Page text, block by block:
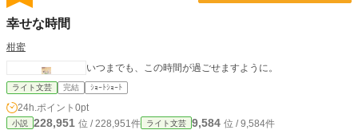
幸せな時間
柑蜜
いつまでも、この時間が過ごせますように。
ライト文芸 完結 ｼｮｰﾄｼｮｰﾄ
24h.ポイント 0pt
小説 228,951 位 / 228,951件 ライト文芸 9,584 位 / 9,584件